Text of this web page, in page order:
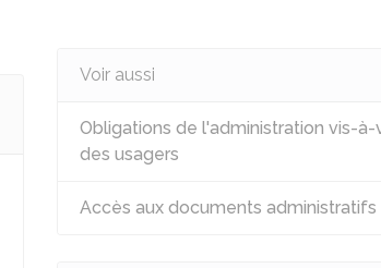
Voir aussi
Obligations de l'administration vis-à-
des usagers
Accès aux documents administratifs